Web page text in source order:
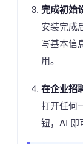
完成初始
安装完成
写基本信
用。
在企业招
打开任何
钮，AI 即